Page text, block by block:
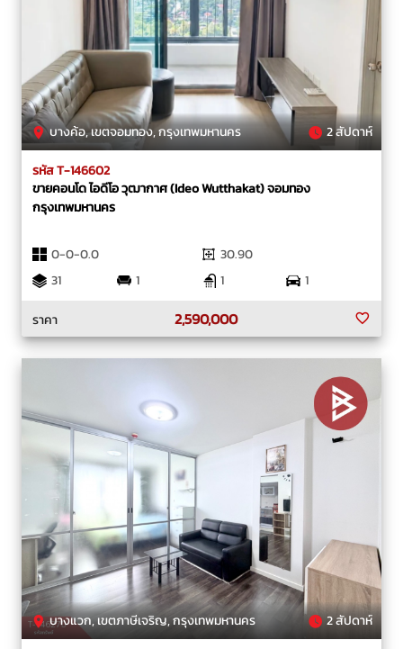
บางค้อ, เขตจอมทอง, กรุงเทพมหานคร 2 สัปดาห์
รหัส T-146602
ขายคอนโด ไอดีโอ วุฒากาศ (Ideo Wutthakat) จอมทอง
กรุงเทพมหานคร
0-0-0.0
30.90
31
1 1
1
ราคา
2,590,000
บางแวก, เขตภาษีเจริญ, กรุงเทพมหานคร 2 สัปดาห์